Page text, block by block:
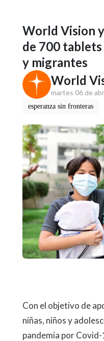
World Vision
de 700
y migrantes
World
martes 06 de
esperanza sin fronteras
Con el objetivo de
niñas, niños y
pandemia por